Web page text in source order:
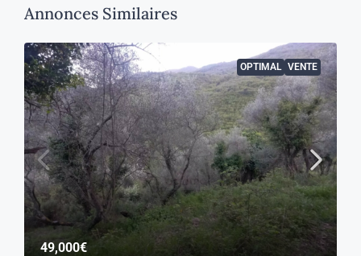
Annonces Similaires
OPTIMAL VENTE
49,000€